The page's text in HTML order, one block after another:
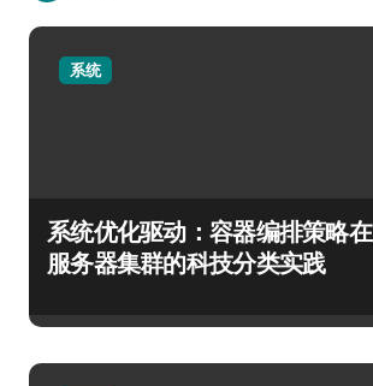
系统
系统优化驱动：容器编排策略在
服务器集群的科技分类实践